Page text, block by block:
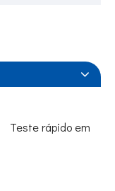
Teste rápido em